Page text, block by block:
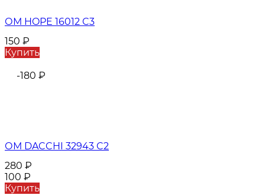
ОМ HOPE 16012 C3
150 ₽
Купить
-180 ₽
ОМ DACCHI 32943 C2
280 ₽
100 ₽
Купить